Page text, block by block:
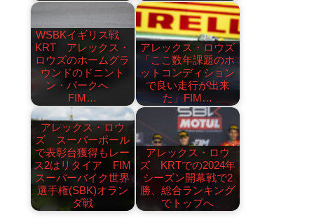
WSBKイギリス戦
KRT アレックス・
ロウズのホームグラ
ウンドのドニント
ン・パークへ
FIM…
アレックス・ロウズ
「ここ数年課題のホ
ットコンディション
で良い走行が出来
た」FIM…
アレックス・ロウ
ズ スーパーポール
で表彰台獲得もレー
ス2はリタイア FIM
スーパーバイク世界
選手権(SBK)オラン
ダ戦
アレックス・ロウ
ズ KRTでの2024年
シーズン開幕戦で2
勝、総合ランキング
でトップへ